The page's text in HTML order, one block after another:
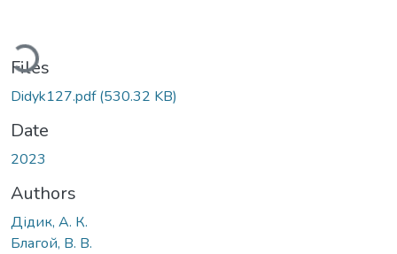
Files
Didyk127.pdf(530.32 KB)
Date
2023
Authors
Дідик, А. К.
Благой, В. В.